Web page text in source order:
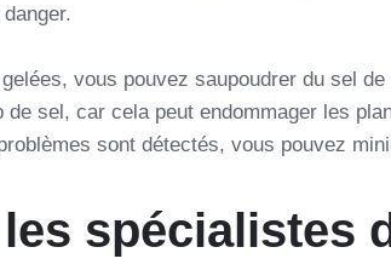
vous pouvez saupoudrer du sel
sel, car cela peut endommager les
sont détectés, vous pouvez
spécialistes